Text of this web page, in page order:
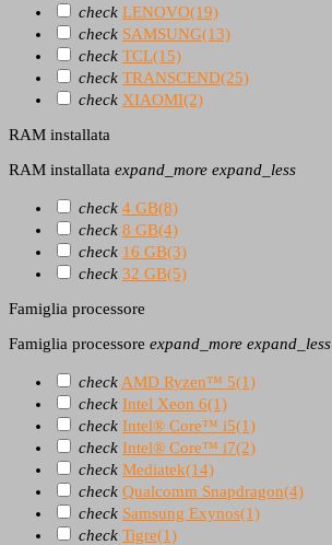
check LENOVO(19)
check SAMSUNG(13)
check TCL(15)
check TRANSCEND(25)
check XIAOMI(2)
RAM installata
RAM installata expand_more expand_less
check 4 GB(8)
check 8 GB(4)
check 16 GB(3)
check 32 GB(5)
Famiglia processore
Famiglia processore expand_more expand_less
check AMD Ryzen™ 5(1)
check Intel Xeon 6(1)
check Intel® Core™ i5(1)
check Intel® Core™ i7(2)
check Mediatek(14)
check Qualcomm Snapdragon(4)
check Samsung Exynos(1)
check Tigre(1)